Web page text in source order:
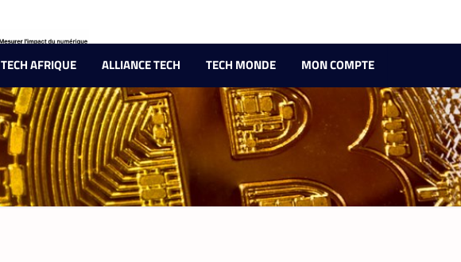
TECH AFRIQUE ALLIANCE TECH TECH MONDE MON COMPTE